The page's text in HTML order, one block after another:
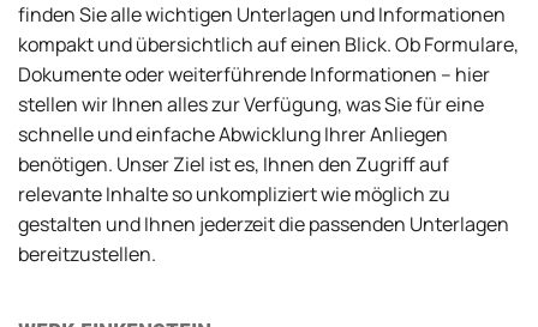
finden Sie alle wichtigen Unterlagen und Informationen
kompakt und übersichtlich auf einen Blick. Ob Formulare,
Dokumente oder weiterführende Informationen – hier
stellen wir Ihnen alles zur Verfügung, was Sie für eine
schnelle und einfache Abwicklung Ihrer Anliegen
benötigen. Unser Ziel ist es, Ihnen den Zugriff auf
relevante Inhalte so unkompliziert wie möglich zu
gestalten und Ihnen jederzeit die passenden Unterlagen
bereitzustellen.